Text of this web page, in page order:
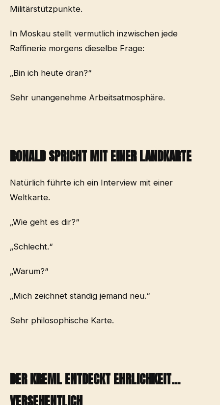
Militärstützpunkte.
In Moskau stellt vermutlich inzwischen jede
Raffinerie morgens dieselbe Frage:
„Bin ich heute dran?“
Sehr unangenehme Arbeitsatmosphäre.
RONALD SPRICHT MIT EINER LANDKARTE
Natürlich führte ich ein Interview mit einer
Weltkarte.
„Wie geht es dir?“
„Schlecht.“
„Warum?“
„Mich zeichnet ständig jemand neu.“
Sehr philosophische Karte.
DER KREML ENTDECKT EHRLICHKEIT...
VERSEHENTLICH